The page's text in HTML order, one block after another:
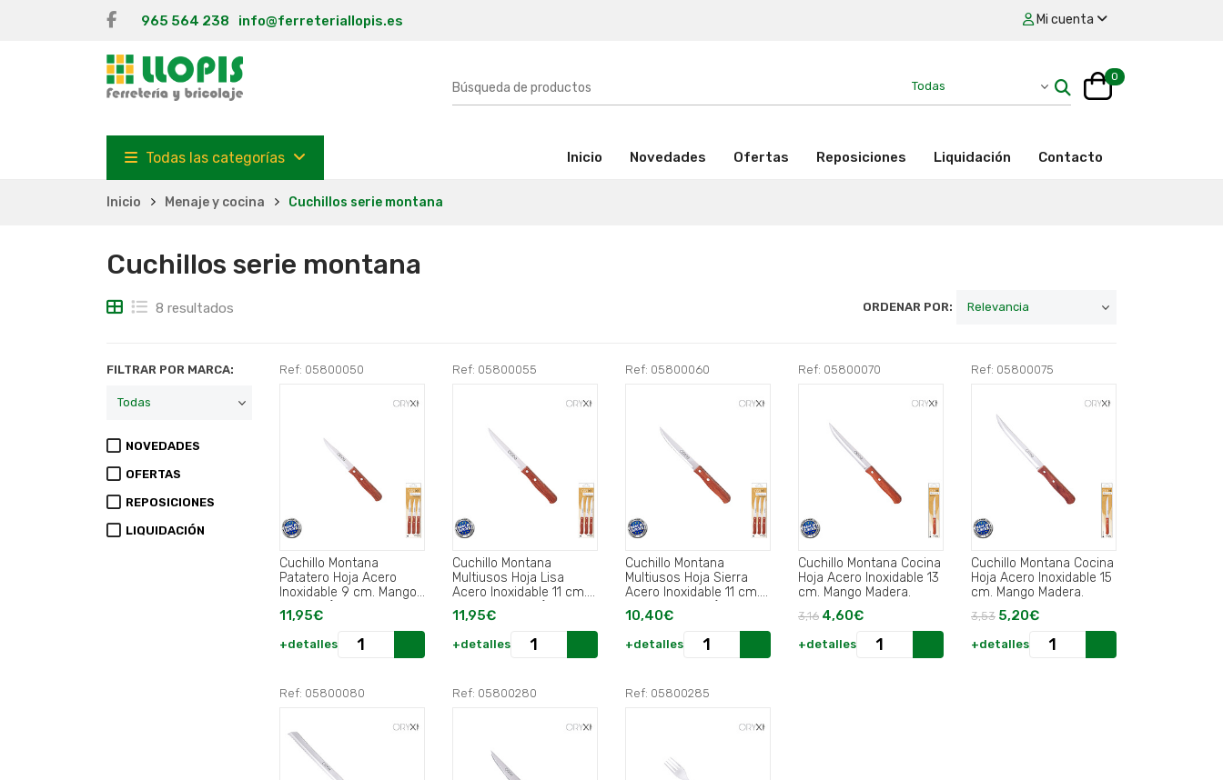
965 564 238 info@ferreteriallopis.es Mi cuenta
0
Todas las categorías Inicio (activo)Novedades Ofertas Reposiciones Liquidación Contacto
Inicio Menaje y cocina Cuchillos serie montana
Cuchillos serie montana
8 resultados ORDENAR POR:
FILTRAR POR MARCA:
NOVEDADES
OFERTAS
REPOSICIONES
LIQUIDACIÓN
Ref: 05800050
Cuchillo Montana
Patatero Hoja Acero
Inoxidable 9 cm. Mango
madera (Blister 3
piezas).
11,95€
+detalles
Ref: 05800055
Cuchillo Montana
Multiusos Hoja Lisa
Acero Inoxidable 11 cm.
Mango Madera (Blister 3
piezas).
11,95€
+detalles
Ref: 05800060
Cuchillo Montana
Multiusos Hoja Sierra
Acero Inoxidable 11 cm.
Mango Madera (Blister 3
piezas).
10,40€
+detalles
Ref: 05800070
Cuchillo Montana Cocina
Hoja Acero Inoxidable 13
cm. Mango Madera.
3,16 4,60€
+detalles
Ref: 05800075
Cuchillo Montana Cocina
Hoja Acero Inoxidable 15
cm. Mango Madera.
3,53 5,20€
+detalles
Ref: 05800080 Ref: 05800280 Ref: 05800285